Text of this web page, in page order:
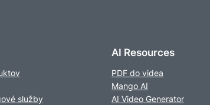
služby
AI Resources
PDF do videa
Mango AI
AI Video Generator